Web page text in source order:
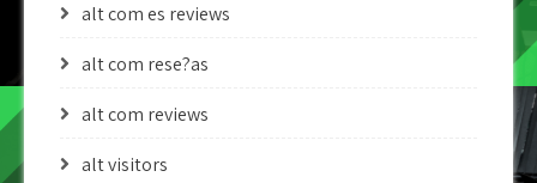
alt com es reviews
alt com rese?as
alt com reviews
alt visitors